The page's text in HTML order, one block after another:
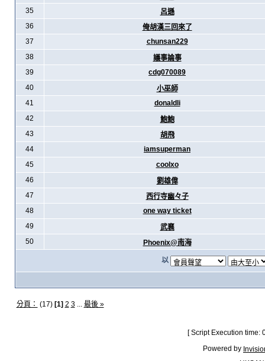
35
呂遜
36
俺胡漢三回來了
37
chunsan229
38
議事論事
39
cdg070089
40
小巫師
41
donaldli
42
鮑鮑
43
胡飛
44
iamsuperman
45
coolxo
46
劉雄偉
47
西行寺幽々子
48
one way ticket
49
武襄
50
Phoenix@南海
以
分頁： (17) [1] 2 3... 最後 »
[ Script Execution
Powered by